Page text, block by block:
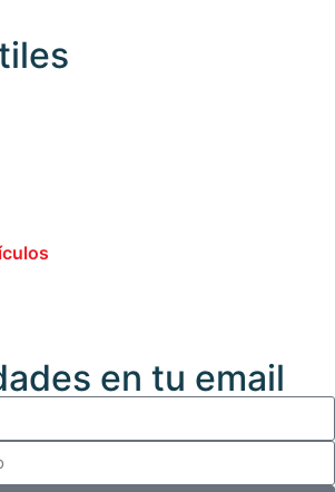
en tu email